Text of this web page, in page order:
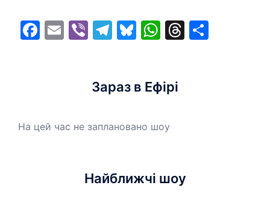
Facebook
EmailViberTelegram
Bluesky
WhatsApp
Threads
Зараз в Ефірі
На цей час не заплановано шоу
Найближчі шоу